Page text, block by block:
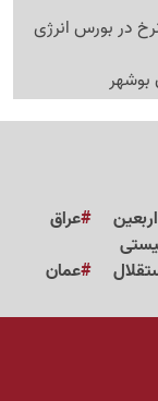
در بورس انرژی
بوشهر
اربعین
عراق
عمان